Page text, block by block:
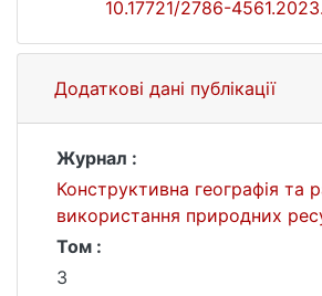
10.17721/2786-
Додаткові дані публікації
Журнал :
Конструктивна географія та
використання природних
Том :
3